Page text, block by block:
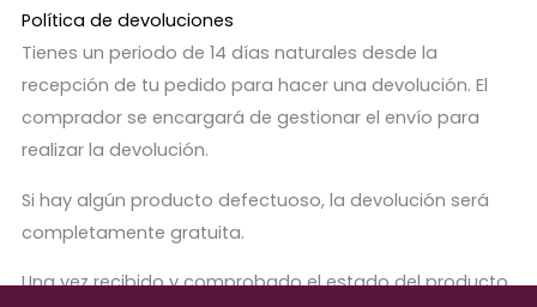
Política de devoluciones
Tienes un periodo de 14 días naturales desde la
recepción de tu pedido para hacer una devolución. El
comprador se encargará de gestionar el envío para
realizar la devolución.
Si hay algún producto defectuoso, la devolución será
completamente gratuita.
Una vez recibido y comprobado el estado del producto,